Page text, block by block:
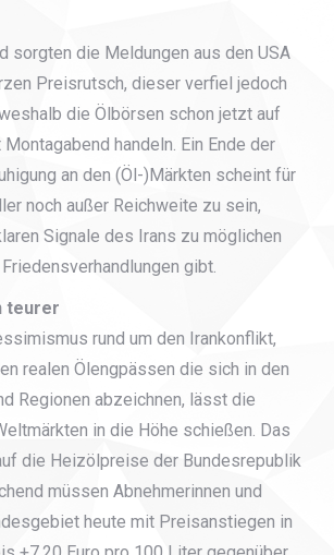
sorgten die Meldungen aus den USA
Preisrutsch, dieser verfiel jedoch
die Ölbörsen schon jetzt auf
handeln. Ein Ende der
an den (Öl-)Märkten scheint für
noch außer Reichweite zu sein,
Signale des Irans zu möglichen
gibt.
teurer
rund um den Irankonflikt,
realen Ölengpässen die sich in den
Regionen abzeichnen, lässt die
in die Höhe schießen. Das
die Heizölpreise der Bundesrepublik
müssen Abnehmerinnen und
heute mit Preisanstiegen in